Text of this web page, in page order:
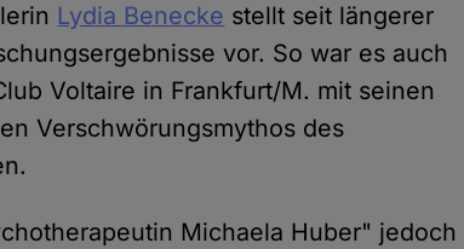
Lydia Benecke stellt seit längerer
vor. So war es auch
Voltaire in Frankfurt/M. mit seinen
Verschwörungsmythos des
Michaela Huber" jedoch